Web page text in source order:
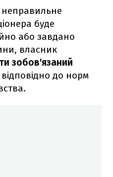
неправильне
буде
або завдано
власник
зобов'язаний
відповідно до норм